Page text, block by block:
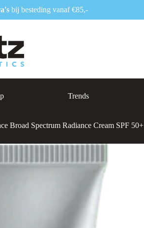
bij besteding vanaf €85,-
Trends
Broad Spectrum Radiance Cream SPF 50+